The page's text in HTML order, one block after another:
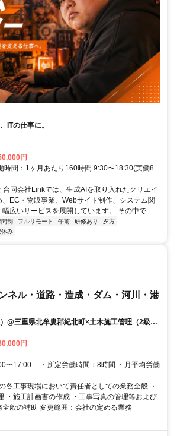
ITの仕事に。
円
時間：1ヶ月あたり160時間 9:30〜18:30(実働8
合同会社Linkでは、生成AIを取り入れたクリエイ
、EC・物販事業、Webサイト制作、システム関
広いサービスを展開しています。 その中で...
制 フルリモート 午前 研修あり
夕方
休み
ネル・道路・造成・ダム・河川・港
@三重県北牟婁郡紀北町×土木施工管理（2級保
円
〜17:00 ・所定労働時間：8時間 ・月平均労働
各工事現場において責任者としての業務全般 ・
・施工計画書の作成 ・工事写真の管理等および
般の補助 変更範囲：会社の定める業務